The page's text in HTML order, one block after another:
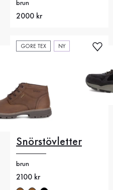
brun
Nytt pris
2000 kr
GORE TEX NY
Snörstövletter
brun
Nytt pris
2100 kr